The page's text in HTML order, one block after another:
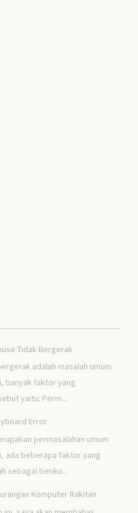
Tidak Bergerak
adalah masalah umum
banyak faktor yang
yaitu: Perm...
Error
permasalahan umum
ada beberapa faktor yang
sebagai beriku...
Komputer Rakitan